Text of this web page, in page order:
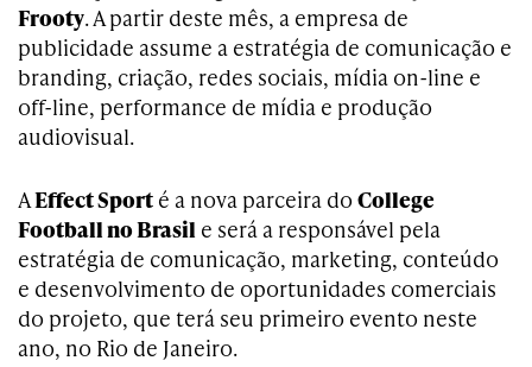
Frooty. A partir deste mês, a empresa de
publicidade assume a estratégia de comunicação e
branding, criação, redes sociais, mídia on-line e
off-line, performance de mídia e produção
audiovisual.
AEffect Sport é a nova parceira do College
Football no Brasil e será a responsável pela
estratégia de comunicação, marketing, conteúdo
e desenvolvimento de oportunidades comerciais
do projeto, que terá seu primeiro evento neste
ano, no Rio de Janeiro.